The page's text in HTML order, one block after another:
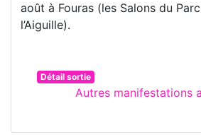
août à Fouras (les Salons du
l’Aiguille).
Détail sortie
Autres manifestations